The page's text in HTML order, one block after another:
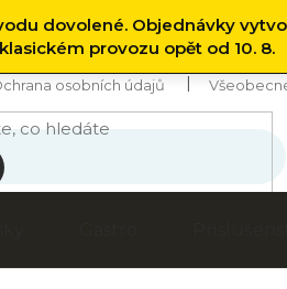
dovolené. Objednávky
provozu opět od 10. 8.
osobních údajů